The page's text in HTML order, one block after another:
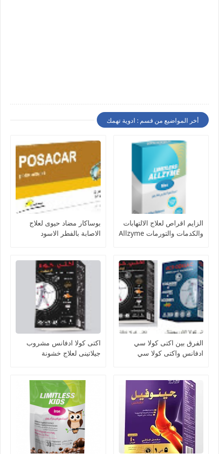
أخر المواضيع من قسم : ادوية تهمك
الزايم اقراص لعلاج الالتهابات
والكدمات والتورمات Allzyme
بوساكار مضاد حيوى لعلاج
الاصابة بالفطر الاسود
الفرق بين اكتى كولا سي
ادفانس واكتى كولا سي
اكتى كولا ادفانس مشروب
جيلاتينى لعلاج خشونة